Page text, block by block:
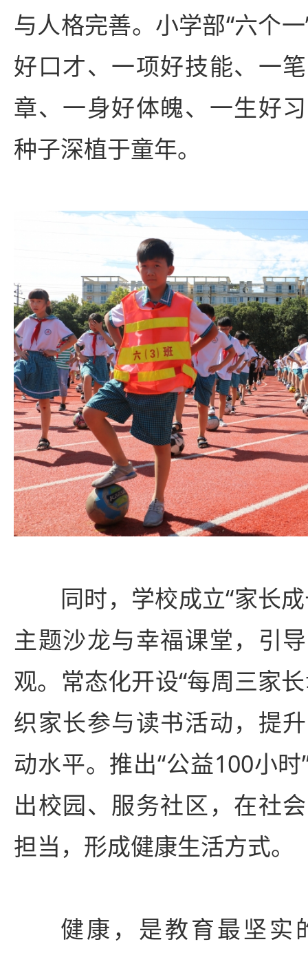
与人格完善。小学部“六个
好口才、一项好技能、一
章、一身好体魄、一生好
种子深植于童年。
同时，学校成立“家长
主题沙龙与幸福课堂，引
观。常态化开设“每周三家
织家长参与读书活动，提
动水平。推出“公益100小
出校园、服务社区，在社
担当，形成健康生活方式。
健康，是教育最坚实